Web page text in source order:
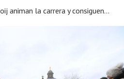
animan la carrera y consiguen...